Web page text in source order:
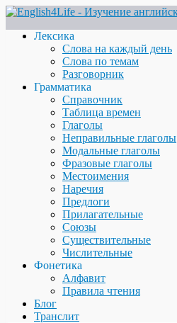
Лексика
Слова на каждый день
Слова по темам
Разговорник
Грамматика
Справочник
Таблица времен
Глаголы
Неправильные глаголы
Модальные глаголы
Фразовые глаголы
Местоимения
Наречия
Предлоги
Прилагательные
Союзы
Существительные
Числительные
Фонетика
Алфавит
Правила чтения
Блог
Транслит